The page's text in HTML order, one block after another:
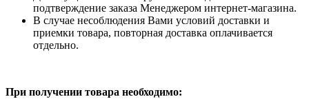
подтверждение заказа Менеджером интернет-магазина.
В случае несоблюдения Вами условий доставки и
приемки товара, повторная доставка оплачивается
отдельно.
При получении товара необходимо: